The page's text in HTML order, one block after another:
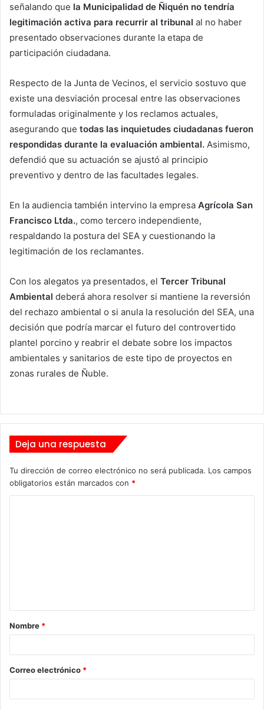
señalando que la Municipalidad de Ñiquén no tendría
legitimación activa para recurrir al tribunal al no haber
presentado observaciones durante la etapa de
participación ciudadana.
Respecto de la Junta de Vecinos, el servicio sostuvo que
existe una desviación procesal entre las observaciones
formuladas originalmente y los reclamos actuales,
asegurando que todas las inquietudes ciudadanas fueron
respondidas durante la evaluación ambiental. Asimismo,
defendió que su actuación se ajustó al principio
preventivo y dentro de las facultades legales.
En la audiencia también intervino la empresa Agrícola San
Francisco Ltda., como tercero independiente,
respaldando la postura del SEA y cuestionando la
legitimación de los reclamantes.
Con los alegatos ya presentados, el Tercer Tribunal
Ambiental deberá ahora resolver si mantiene la reversión
del rechazo ambiental o si anula la resolución del SEA, una
decisión que podría marcar el futuro del controvertido
plantel porcino y reabrir el debate sobre los impactos
ambientales y sanitarios de este tipo de proyectos en
zonas rurales de Ñuble.
Deja una respuesta
Tu dirección de correo electrónico no será publicada. Los campos
obligatorios están marcados con *
a
r
*
Nombre *
Correo electrónico *